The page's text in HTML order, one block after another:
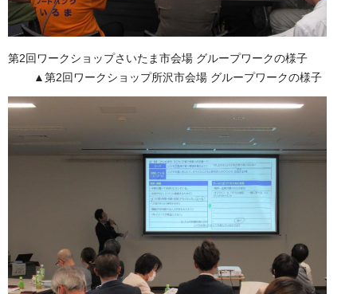
第2回ワークショップさいたま市会場 グループワークの様子
▲第2回ワークショップ所沢市会場 グループワークの様子